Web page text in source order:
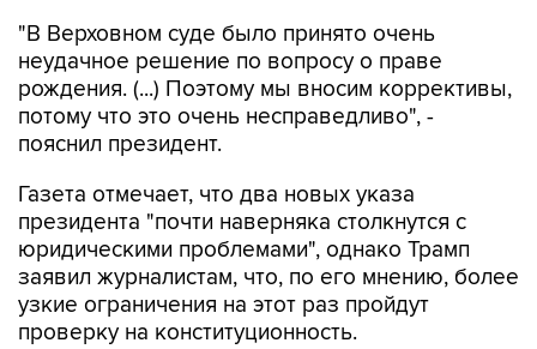
"В Верховном суде было принято очень
неудачное решение по вопросу о праве
рождения. (...) Поэтому мы вносим коррективы,
потому что это очень несправедливо", -
пояснил президент.
Газета отмечает, что два новых указа
президента "почти наверняка столкнутся с
юридическими проблемами", однако Трамп
заявил журналистам, что, по его мнению, более
узкие ограничения на этот раз пройдут
проверку на конституционность.